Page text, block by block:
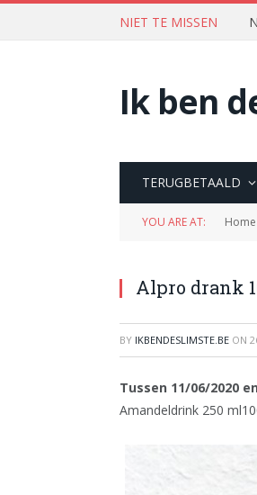
NIET TE MISSEN
Ik ben
TERUGBETAALD
YOU ARE AT: Home
Alpro drank
BY IKBENDESLIMSTE.BE ON
Tussen 11/06/2020
Amandeldrink 250